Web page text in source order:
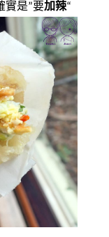
實是”要加辣“